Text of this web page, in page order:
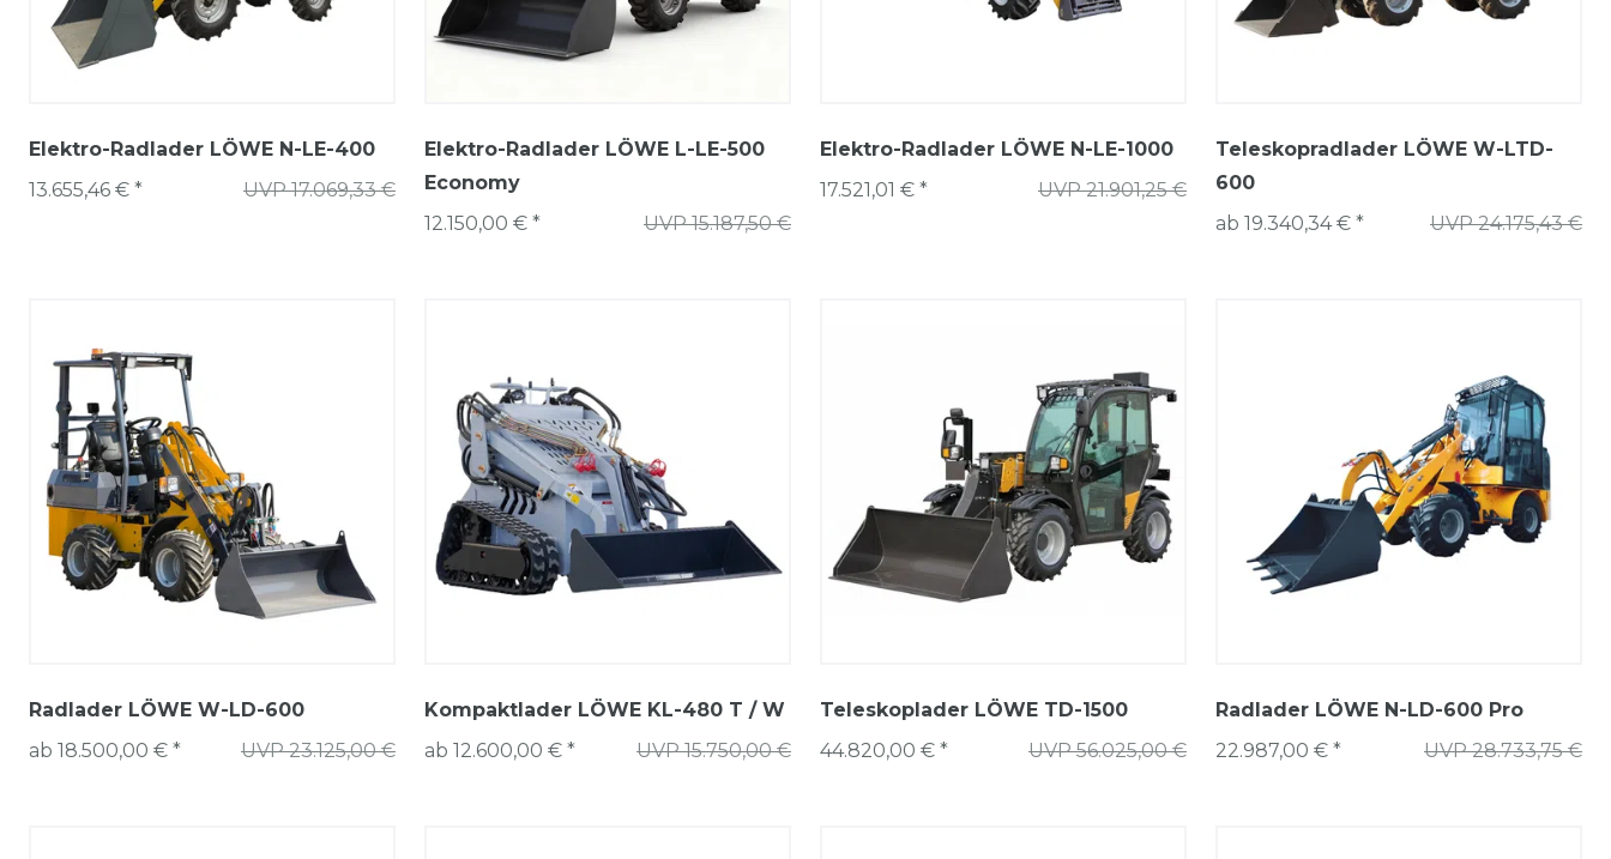
Elektro-Radlader LÖWE N-LE-400
UVP 17.069,33 €
13.655,46 € *
Elektro-Radlader LÖWE L-LE-500
Economy
UVP 15.187,50 €
12.150,00 € *
Elektro-Radlader LÖWE N-LE-1000
UVP 21.901,25 €
17.521,01 € *
Teleskopradlader LÖWE W-LTD-
600
UVP 24.175,43 €
ab 19.340,34 € *
Radlader LÖWE W-LD-600
UVP 23.125,00 €
ab 18.500,00 € *
Kompaktlader LÖWE KL-480 T / W
UVP 15.750,00 €
ab 12.600,00 € *
Teleskoplader LÖWE TD-1500
UVP 56.025,00 €
44.820,00 € *
Radlader LÖWE N-LD-600 Pro
UVP 28.733,75 €
22.987,00 € *